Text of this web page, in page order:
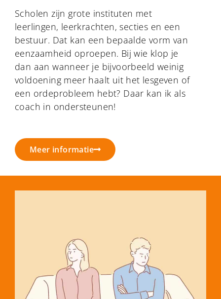
Scholen zijn grote instituten met
leerlingen, leerkrachten, secties en een
bestuur. Dat kan een bepaalde vorm van
eenzaamheid oproepen. Bij wie klop je
dan aan wanneer je bijvoorbeeld weinig
voldoening meer haalt uit het lesgeven of
een ordeprobleem hebt? Daar kan ik als
coach in ondersteunen!
Meer informatie